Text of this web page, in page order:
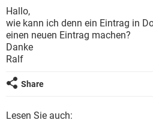
WHATSAPP
FACEBOOK
WINDOWS 10
WHATSAPP
FACEBOOK
SPIELE
ANDROID
WINDOWS 10
FACEBOOK
Hallo,
wie kann ich denn ein Eintrag in
einen neuen Eintrag machen?
Danke
Ralf
Share
Lesen Sie auch: